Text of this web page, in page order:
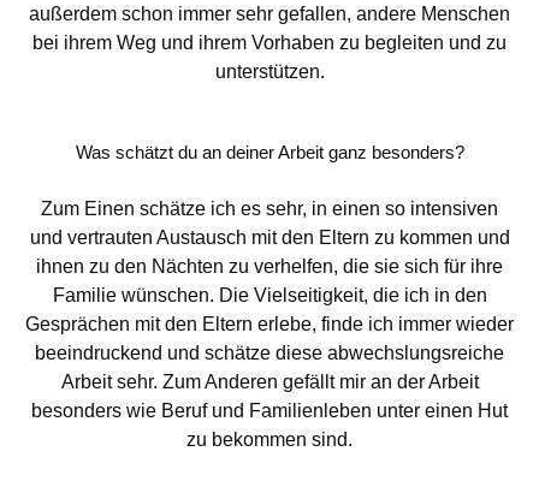
außerdem schon immer sehr gefallen, andere Menschen
bei ihrem Weg und ihrem Vorhaben zu begleiten und zu
unterstützen.
Was schätzt du an deiner Arbeit ganz besonders?
Zum Einen schätze ich es sehr, in einen so intensiven
und vertrauten Austausch mit den Eltern zu kommen und
ihnen zu den Nächten zu verhelfen, die sie sich für ihre
Familie wünschen. Die Vielseitigkeit, die ich in den
Gesprächen mit den Eltern erlebe, finde ich immer wieder
beeindruckend und schätze diese abwechslungsreiche
Arbeit sehr. Zum Anderen gefällt mir an der Arbeit
besonders wie Beruf und Familienleben unter einen Hut
zu bekommen sind.